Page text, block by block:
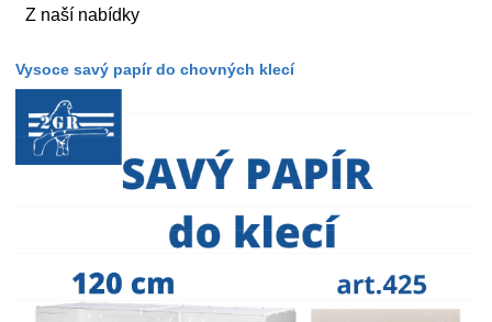
Z naší nabídky
Vysoce savý papír do chovných klecí